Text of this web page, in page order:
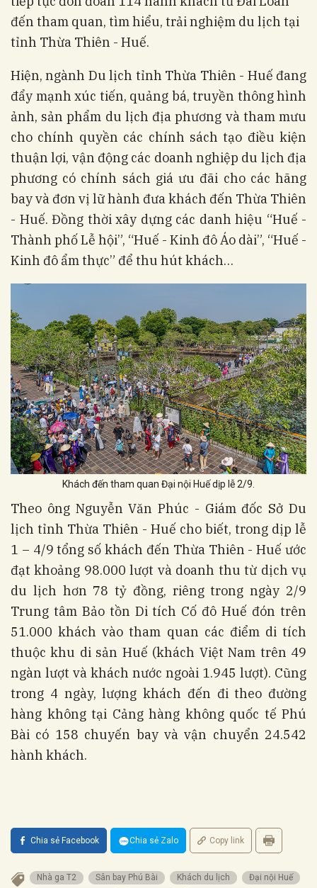
đến tham quan, tìm hiểu, trải nghiệm du lịch tại
tỉnh Thừa Thiên - Huế.
Hiện, ngành Du lịch tỉnh Thừa Thiên - Huế đang
đẩy mạnh xúc tiến, quảng bá, truyền thông hình
ảnh, sản phẩm du lịch địa phương và tham mưu
cho chính quyền các chính sách tạo điều kiện
thuận lợi, vận động các doanh nghiệp du lịch địa
phương có chính sách giá ưu đãi cho các hãng
bay và đơn vị lữ hành đưa khách đến Thừa Thiên
- Huế. Đồng thời xây dựng các danh hiệu “Huế -
Thành phố Lễ hội”, “Huế - Kinh đô Áo dài”, “Huế -
Kinh đô ẩm thực” để thu hút khách…
Khách đến tham quan Đại nội Huế dịp lễ 2/9.
Theo ông Nguyễn Văn Phúc - Giám đốc Sở Du
lịch tỉnh Thừa Thiên - Huế cho biết, trong dịp lễ
1 – 4/9 tổng số khách đến Thừa Thiên - Huế ước
đạt khoảng 98.000 lượt và doanh thu từ dịch vụ
du lịch hơn 78 tỷ đồng, riêng trong ngày 2/9
Trung tâm Bảo tồn Di tích Cố đô Huế đón trên
51.000 khách vào tham quan các điểm di tích
thuộc khu di sản Huế (khách Việt Nam trên 49
ngàn lượt và khách nước ngoài 1.945 lượt). Cũng
trong 4 ngày, lượng khách đến đi theo đường
hàng không tại Cảng hàng không quốc tế Phú
Bài có 158 chuyến bay và vận chuyển 24.542
hành khách.
Chia sẻ Facebook Chia sẻ Zalo Copy link
Nhà ga T2 Sân bay Phú Bài Khách du lịch
Đại nội Huế